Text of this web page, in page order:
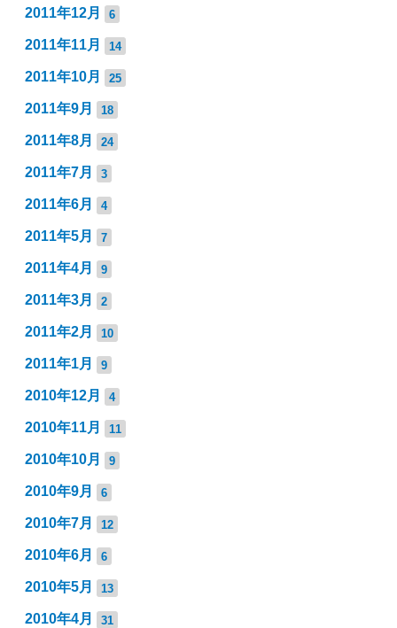
2011年12月 6
2011年11月 14
2011年10月 25
2011年9月 18
2011年8月 24
2011年7月 3
2011年6月 4
2011年5月 7
2011年4月 9
2011年3月 2
2011年2月 10
2011年1月 9
2010年12月 4
2010年11月 11
2010年10月 9
2010年9月 6
2010年7月 12
2010年6月 6
2010年5月 13
2010年4月 31